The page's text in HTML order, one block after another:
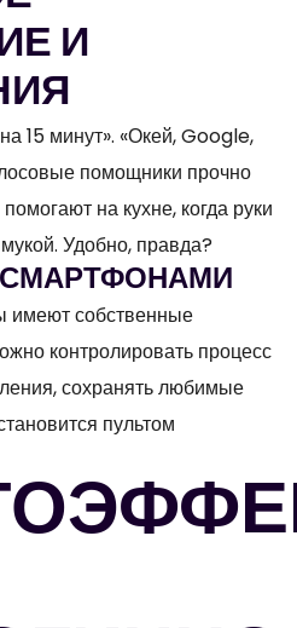
И
15 минут». «Окей, Google,
помощники прочно
на кухне, когда руки
Удобно, правда?
имеют собственные
контролировать процесс
сохранять любимые
пультом